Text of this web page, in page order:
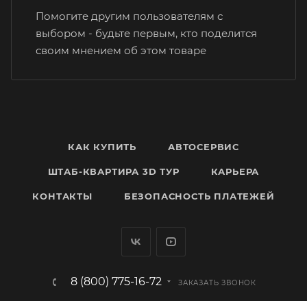
Помогите другим пользователям с
выбором - будьте первым, кто поделится
своим мнением об этом товаре
КАК КУПИТЬ АВТОСЕРВИС
ШТАБ-КВАРТИРА 3D ТУР КАРЬЕРА
КОНТАКТЫ БЕЗОПАСНОСТЬ ПЛАТЕЖЕЙ
8 (800) 775-16-72 ЗАКАЗАТЬ ЗВОНОК